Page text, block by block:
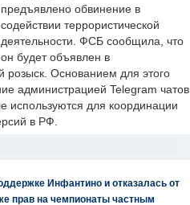
предъявлено обвинение в
содействии террористической
деятельности. ФСБ сообщила, что
он будет объявлен в
розыск. Основанием для этого
администрацией Telegram чатов
используются для координации
в РФ.
Инфантино и отказалась от
прав на чемпионаты частным